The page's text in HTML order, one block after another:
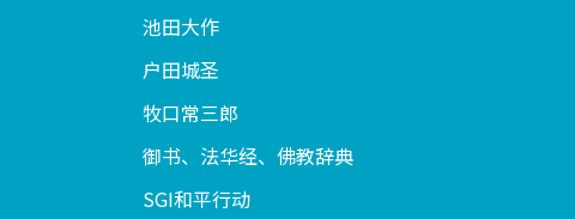
池田大作
户田城圣
牧口常三郎
御书、法华经、佛教辞典
SGI和平行动